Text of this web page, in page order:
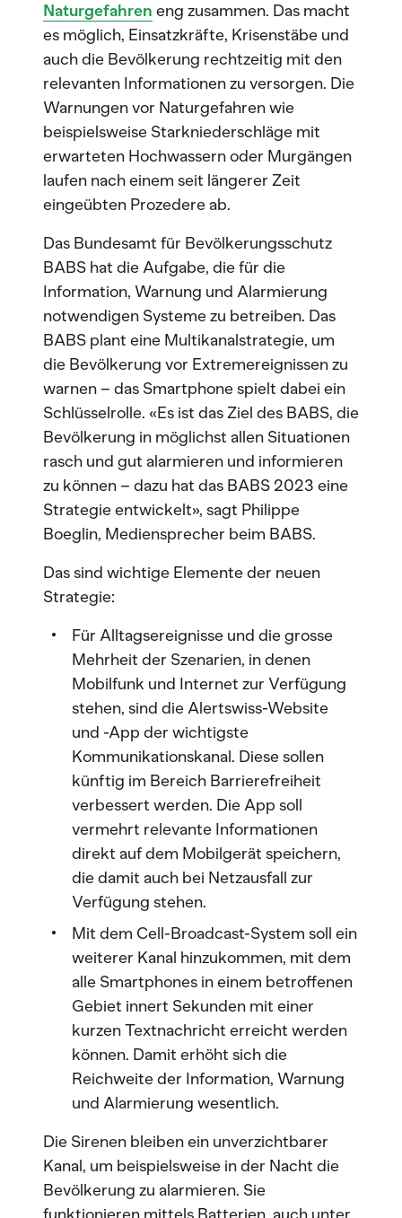
Naturgefahren eng zusammen. Das macht
es möglich, Einsatzkräfte, Krisenstäbe und
auch die Bevölkerung rechtzeitig mit den
relevanten Informationen zu versorgen. Die
Warnungen vor Naturgefahren wie
beispielsweise Starkniederschläge mit
erwarteten Hochwassern oder Murgängen
laufen nach einem seit längerer Zeit
eingeübten Prozedere ab.
Das Bundesamt für Bevölkerungsschutz
BABS hat die Aufgabe, die für die
Information, Warnung und Alarmierung
notwendigen Systeme zu betreiben. Das
BABS plant eine Multikanalstrategie, um
die Bevölkerung vor Extremereignissen zu
warnen – das Smartphone spielt dabei ein
Schlüsselrolle. «Es ist das Ziel des BABS, die
Bevölkerung in möglichst allen Situationen
rasch und gut alarmieren und informieren
zu können – dazu hat das BABS 2023 eine
Strategie entwickelt», sagt Philippe
Boeglin, Mediensprecher beim BABS.
Das sind wichtige Elemente der neuen
Strategie:
Für Alltagsereignisse und die grosse
Mehrheit der Szenarien, in denen
Mobilfunk und Internet zur Verfügung
stehen, sind die Alertswiss-Website
und -App der wichtigste
Kommunikationskanal. Diese sollen
künftig im Bereich Barrierefreiheit
verbessert werden. Die App soll
vermehrt relevante Informationen
direkt auf dem Mobilgerät speichern,
die damit auch bei Netzausfall zur
Verfügung stehen.
Mit dem Cell-Broadcast-System soll ein
weiterer Kanal hinzukommen, mit dem
alle Smartphones in einem betroffenen
Gebiet innert Sekunden mit einer
kurzen Textnachricht erreicht werden
können. Damit erhöht sich die
Reichweite der Information, Warnung
und Alarmierung wesentlich.
Die Sirenen bleiben ein unverzichtbarer
Kanal, um beispielsweise in der Nacht die
Bevölkerung zu alarmieren. Sie